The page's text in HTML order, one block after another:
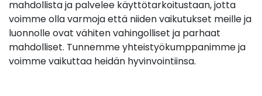
mahdollista ja palvelee käyttötarkoitustaan, jotta
voimme olla varmoja että niiden vaikutukset meille ja
luonnolle ovat vähiten vahingolliset ja parhaat
mahdolliset. Tunnemme yhteistyökumppanimme ja
voimme vaikuttaa heidän hyvinvointiinsa.